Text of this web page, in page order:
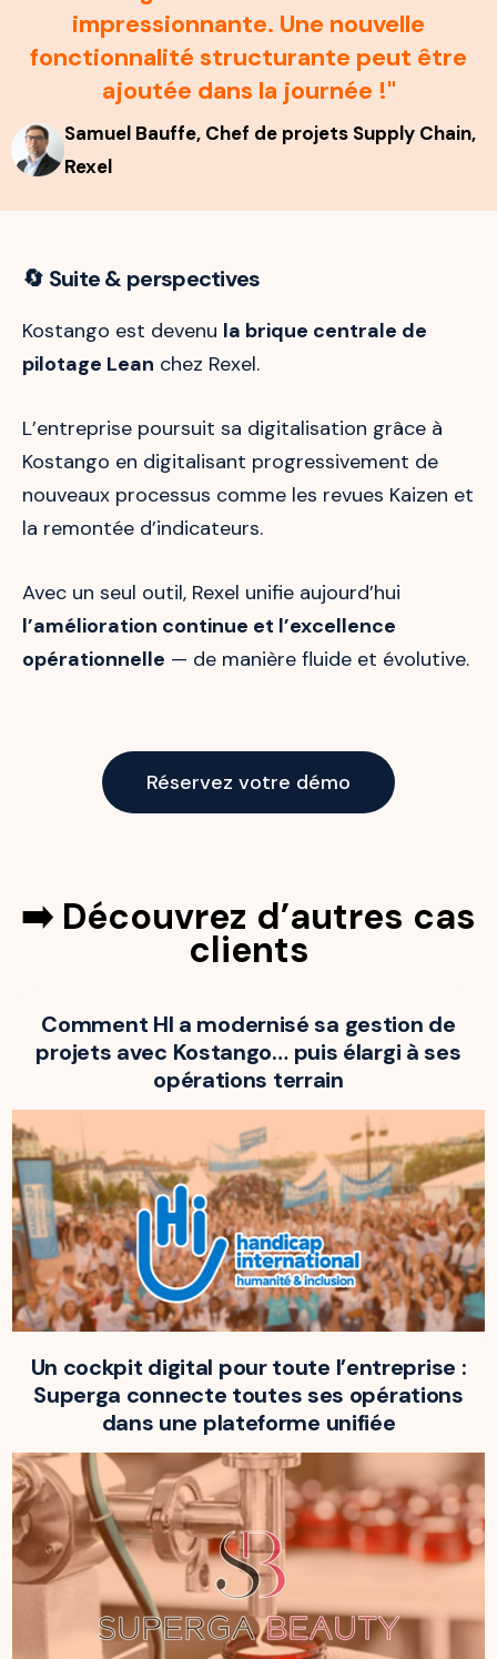
impressionnante. Une nouvelle
fonctionnalité structurante peut être
ajoutée dans la journée !"
Samuel Bauffe, Chef de projets Supply Chain,
Rexel
🔄 Suite & perspectives
Kostango est devenu la brique centrale de
pilotage Lean chez Rexel.
L’entreprise poursuit sa digitalisation grâce à
Kostango en digitalisant progressivement de
nouveaux processus comme les revues Kaizen et
la remontée d’indicateurs.
Avec un seul outil, Rexel unifie aujourd’hui
l’amélioration continue et l’excellence
opérationnelle — de manière fluide et évolutive.
Réservez votre démo
➡️ Découvrez d’autres cas
clients
Comment HI a modernisé sa gestion de
projets avec Kostango… puis élargi à ses
opérations terrain
Un cockpit digital pour toute l’entreprise :
Superga connecte toutes ses opérations
dans une plateforme unifiée